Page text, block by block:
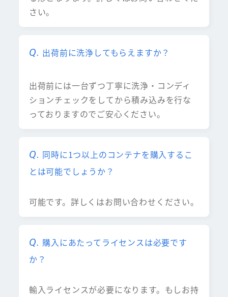
さい。
出荷前に洗浄してもらえますか？
出荷前には一台ずつ丁寧に洗浄・コンディ
ションチェックをしてから積み込みを行な
っておりますのでご安心ください。
同時に1つ以上のコンテナを購入するこ
とは可能でしょうか？
可能です。詳しくはお問い合わせください。
購入にあたってライセンスは必要です
か？
輸入ライセンスが必要になります。もしお持